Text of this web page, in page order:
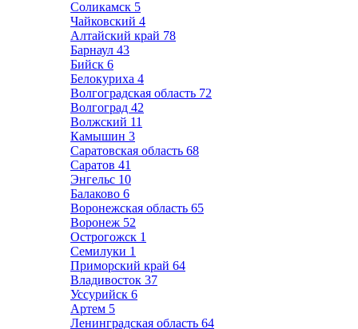
Соликамск 5
Чайковский 4
Алтайский край 78
Барнаул 43
Бийск 6
Белокуриха 4
Волгоградская область 72
Волгоград 42
Волжский 11
Камышин 3
Саратовская область 68
Саратов 41
Энгельс 10
Балаково 6
Воронежская область 65
Воронеж 52
Острогожск 1
Семилуки 1
Приморский край 64
Владивосток 37
Уссурийск 6
Артем 5
Ленинградская область 64